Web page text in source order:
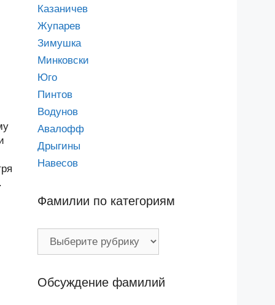
Казаничев
Жупарев
Зимушка
Минковски
Юго
Пинтов
Водунов
Авалофф
Дрыгины
Навесов
Фамилии по категориям
Обсуждение фамилий